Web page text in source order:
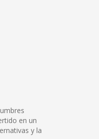
en un
y la